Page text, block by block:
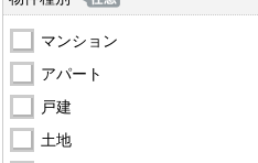
マンション
アパート
戸建
土地